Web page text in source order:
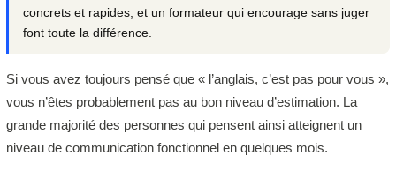
concrets et rapides, et un formateur qui encourage sans juger
font toute la différence.
Si vous avez toujours pensé que « l’anglais, c’est pas pour vous »,
vous n’êtes probablement pas au bon niveau d’estimation. La
grande majorité des personnes qui pensent ainsi atteignent un
niveau de communication fonctionnel en quelques mois.